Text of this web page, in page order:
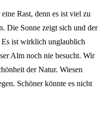
Rast, denn es ist viel zu
Die Sonne zeigt sich und der
ist wirklich unglaublich
Alm noch nie besucht. Wir
der Natur. Wiesen
Schöner könnte es nicht